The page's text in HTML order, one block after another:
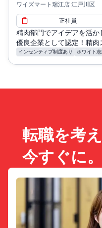
ワイズマート瑞江店 江戸川区
正社員
精肉部門でアイデアを活
優良企業として認定！精肉
インセンティブ制度あり ホワイト志
転職を考
今すぐに。